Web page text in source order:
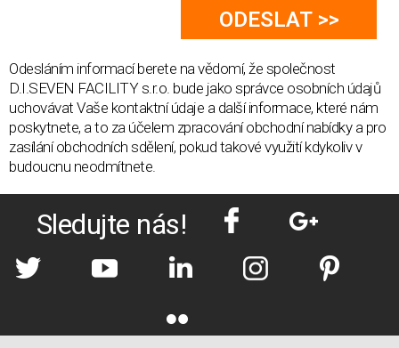
Odesláním informací berete na vědomí, že společnost
D.I.SEVEN FACILITY s.r.o. bude jako správce osobních údajů
uchovávat Vaše kontaktní údaje a další informace, které nám
poskytnete, a to za účelem zpracování obchodní nabídky a pro
zasílání obchodních sdělení, pokud takové využití kdykoliv v
budoucnu neodmítnete.
Sledujte nás!